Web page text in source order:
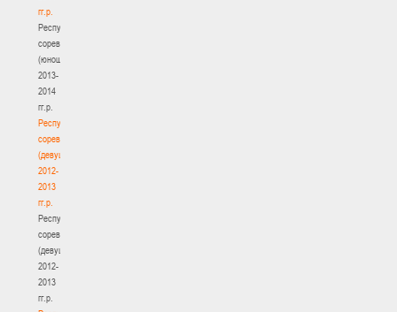
гг.р.
Республиканские
соревнования
(юноши)
2013-
2014
гг.р.
Республиканские
соревнования
(девушки)
2012-
2013
гг.р.
Республиканские
соревнования
(девушки)
2012-
2013
гг.р.